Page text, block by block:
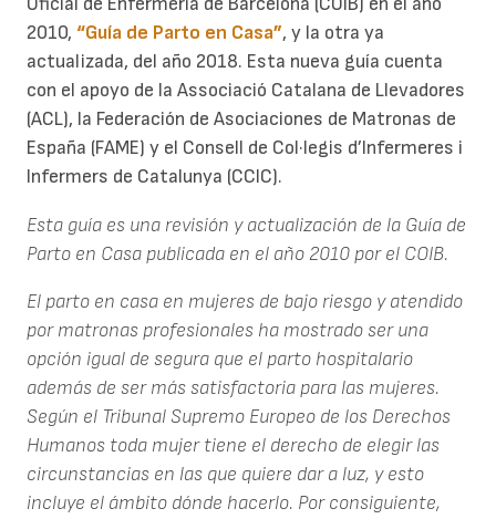
2010, “Guía de Parto en Casa”, y la otra ya
actualizada, del año 2018. Esta nueva guía cuenta
con el apoyo de la Associació Catalana de Llevadores
(ACL), la Federación de Asociaciones de Matronas de
España (FAME) y el Consell de Col·legis d’Infermeres i
Infermers de Catalunya (CCIC).
Esta guía es una revisión y actualización de la Guía de
Parto en Casa publicada en el año 2010 por el COIB.
El parto en casa en mujeres de bajo riesgo y atendido
por matronas profesionales ha mostrado ser una
opción igual de segura que el parto hospitalario
además de ser más satisfactoria para las mujeres.
Según el Tribunal Supremo Europeo de los Derechos
Humanos toda mujer tiene el derecho de elegir las
circunstancias en las que quiere dar a luz, y esto
incluye el ámbito dónde hacerlo. Por consiguiente,